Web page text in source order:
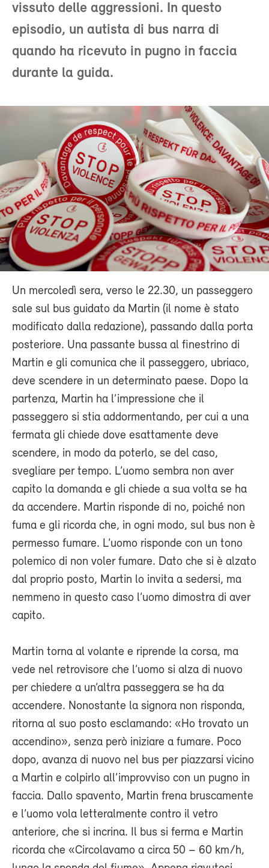
vissuto delle aggressioni. In questo
episodio, un autista di bus narra di
quando ha ricevuto in pugno in faccia
durante la guida.
Un mercoledì sera, verso le 22.30, un passeggero
sale sul bus guidato da Martin (il nome è stato
modificato dalla redazione), passando dalla porta
posteriore. Una passante bussa al finestrino di
Martin e gli comunica che il passeggero, ubriaco,
deve scendere in un determinato paese. Dopo la
partenza, Martin ha l’impressione che il
passeggero si stia addormentando, per cui a una
fermata gli chiede dove esattamente deve
scendere, in modo da poterlo, se del caso,
svegliare per tempo. L’uomo sembra non aver
capito la domanda e gli chiede a sua volta se ha
da accendere. Martin risponde di no, poiché non
fuma e gli ricorda che, in ogni modo, sul bus non è
permesso fumare. L’uomo risponde con un tono
polemico di non voler fumare. Dato che si è alzato
dal proprio posto, Martin lo invita a sedersi, ma
nemmeno in questo caso l’uomo dimostra di aver
capito.
Martin torna al volante e riprende la corsa, ma
vede nel retrovisore che l’uomo si alza di nuovo
per chiedere a un’altra passeggera se ha da
accendere. Nonostante la signora non risponda,
ritorna al suo posto esclamando: «Ho trovato un
accendino», senza però iniziare a fumare. Poco
dopo, avanza di nuovo nel bus per piazzarsi vicino
a Martin e colpirlo all’improvviso con un pugno in
faccia. Dallo spavento, Martin frena bruscamente
e l’uomo vola letteralmente contro il vetro
anteriore, che si incrina. Il bus si ferma e Martin
ricorda che «Circolavamo a circa 50 – 60 km/h,